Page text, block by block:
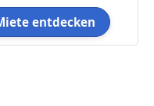
entdecken